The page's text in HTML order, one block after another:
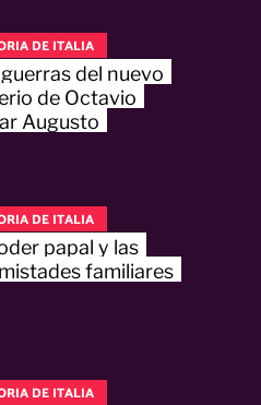
DE ITALIA
del nuevo
de Octavio
Augusto
DE ITALIA
papal y las
familiares
DE ITALIA